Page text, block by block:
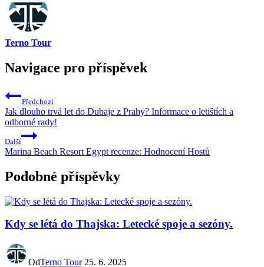
Terno Tour
Navigace pro příspěvek
Předchozí
Jak dlouho trvá let do Dubaje z Prahy? Informace o letištích a
odborné rady!
Další
Marina Beach Resort Egypt recenze: Hodnocení Hostů
Podobné příspěvky
Kdy se létá do Thajska: Letecké spoje a sezóny.
OdTerno Tour 25. 6. 2025